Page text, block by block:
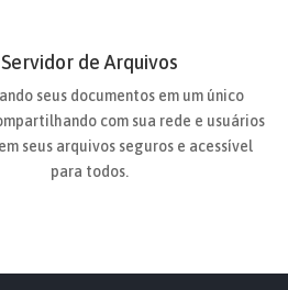
Servidor de Arquivos
seus documentos em um único
com sua rede e usuários
seus arquivos seguros e acessível
para todos.